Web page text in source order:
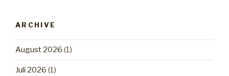
ARCHIVE
August 2026 (1)
Juli 2026 (1)